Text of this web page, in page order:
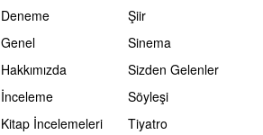
Deneme
Genel
Hakkımızda
İnceleme
Kitap İncelemeleri
Şiir
Sinema
Sizden Gelenler
Söyleşi
Tiyatro